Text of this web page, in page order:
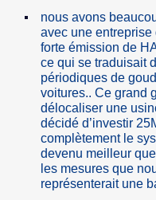
nous avons
avec une entreprise
forte émission de
ce qui se traduisait
périodiques de
voitures.. Ce grand
délocaliser une
décidé d’investir
complètement le
devenu meilleur
les mesures que
représenterait une